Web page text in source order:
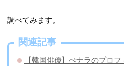
調べてみます。
関連記事
【韓国俳優】ぺナラのプロ